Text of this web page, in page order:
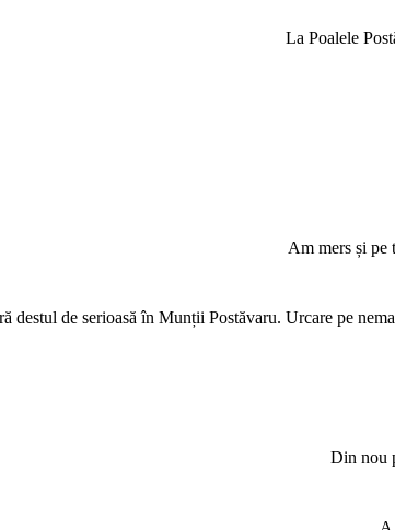
La Poalele
Am mers și pe
destul de serioasă în Munții Postăvaru. Urcare pe
Din nou